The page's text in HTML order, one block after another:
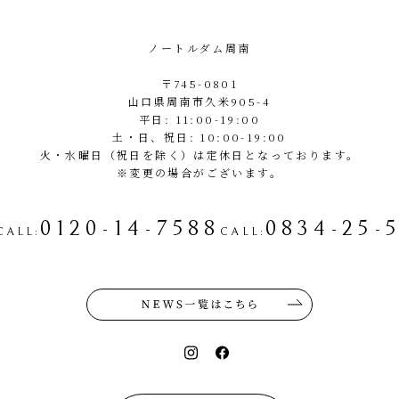
ノートルダム周南
〒745-0801
山口県周南市久米905-4
平日: 11:00-19:00
土・日、祝日: 10:00-19:00
火・水曜日（祝日を除く）は定休日となっております。
※変更の場合がございます。
: 0120-14-7588 CALL : 0834-25-